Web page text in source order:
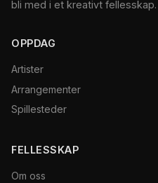
bli med i et kreativt fellesskap.
OPPDAG
Artister
Arrangementer
Spillesteder
FELLESSKAP
Om oss